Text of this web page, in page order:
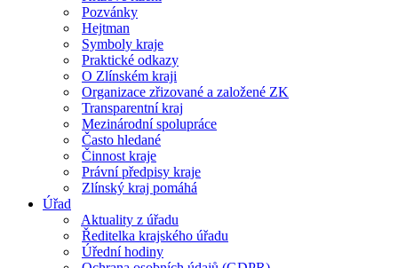
Pozvánky
Hejtman
Symboly kraje
Praktické odkazy
O Zlínském kraji
Organizace zřizované a založené ZK
Transparentní kraj
Mezinárodní spolupráce
Často hledané
Činnost kraje
Právní předpisy kraje
Zlínský kraj pomáhá
Úřad
Aktuality z úřadu
Ředitelka krajského úřadu
Úřední hodiny